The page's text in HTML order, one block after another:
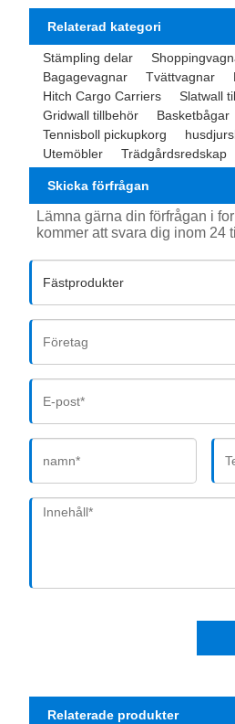
Relaterad kategori
Stämpling delar
Bagagevagnar
Tvättvagnar
Hitch Cargo Carriers
Slatwall
Gridwall tillbehör
Basketbågar
Tennisboll pickupkorg
Utemöbler
Trädgårdsredskap
Skicka förfrågan
Lämna gärna din förfrågan i
kommer att svara dig inom 24
Relaterade produkter